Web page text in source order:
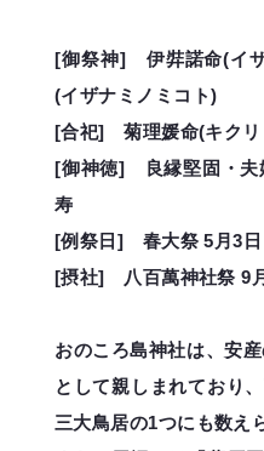
[御祭神] 伊弉諾命(イ
(イザナミノミコト)
[合祀] 菊理媛命(キクリ
[御神徳] 良縁堅固・夫
寿
[例祭日] 春大祭 5月3日
[摂社] 八百萬神社祭 9
おのころ島神社は、安
として親しまれており
三大鳥居の1つにも数え